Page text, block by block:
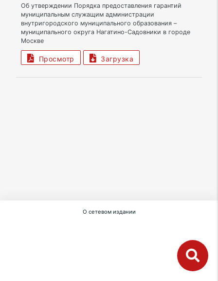
Об утверждении Порядка предоставления гарантий
муниципальным служащим администрации
внутригородского муниципального образования –
муниципального округа Нагатино-Садовники в городе
Москве
Просмотр Загрузка
О сетевом издании